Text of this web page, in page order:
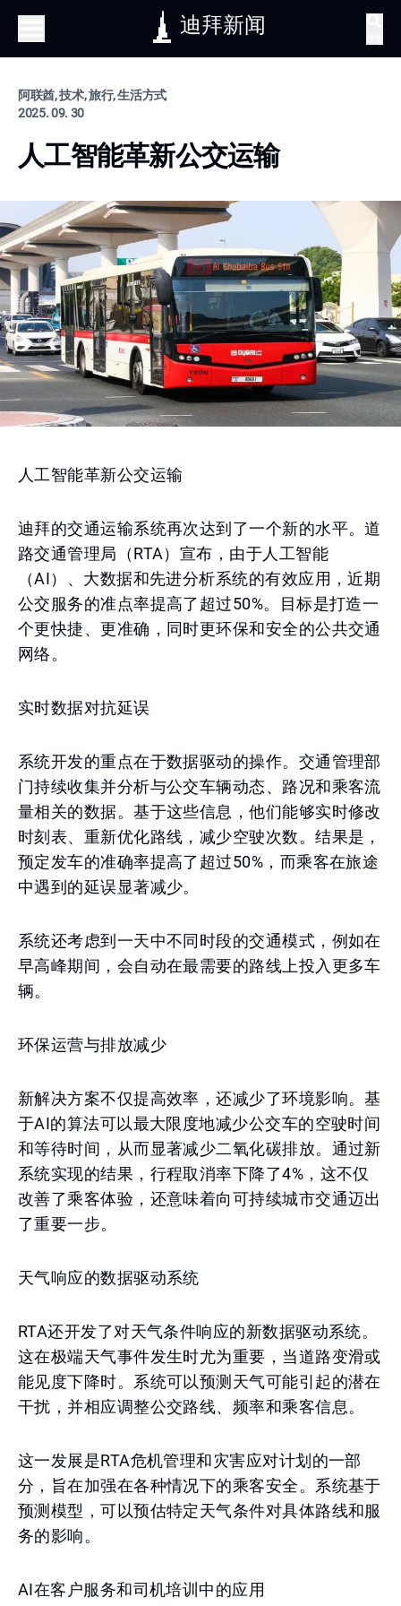
迪拜新闻
阿联酋, 技术, 旅行, 生活方式
2025. 09. 30
人工智能革新公交运输
人工智能革新公交运输
迪拜的交通运输系统再次达到了一个新的水平。道
路交通管理局（RTA）宣布，由于人工智能
（AI）、大数据和先进分析系统的有效应用，近期
公交服务的准点率提高了超过50%。目标是打造一
个更快捷、更准确，同时更环保和安全的公共交通
网络。
实时数据对抗延误
系统开发的重点在于数据驱动的操作。交通管理部
门持续收集并分析与公交车辆动态、路况和乘客流
量相关的数据。基于这些信息，他们能够实时修改
时刻表、重新优化路线，减少空驶次数。结果是，
预定发车的准确率提高了超过50%，而乘客在旅途
中遇到的延误显著减少。
系统还考虑到一天中不同时段的交通模式，例如在
早高峰期间，会自动在最需要的路线上投入更多车
辆。
环保运营与排放减少
新解决方案不仅提高效率，还减少了环境影响。基
于AI的算法可以最大限度地减少公交车的空驶时间
和等待时间，从而显著减少二氧化碳排放。通过新
系统实现的结果，行程取消率下降了4%，这不仅
改善了乘客体验，还意味着向可持续城市交通迈出
了重要一步。
天气响应的数据驱动系统
RTA还开发了对天气条件响应的新数据驱动系统。
这在极端天气事件发生时尤为重要，当道路变滑或
能见度下降时。系统可以预测天气可能引起的潜在
干扰，并相应调整公交路线、频率和乘客信息。
这一发展是RTA危机管理和灾害应对计划的一部
分，旨在加强在各种情况下的乘客安全。系统基于
预测模型，可以预估特定天气条件对具体路线和服
务的影响。
AI在客户服务和司机培训中的应用